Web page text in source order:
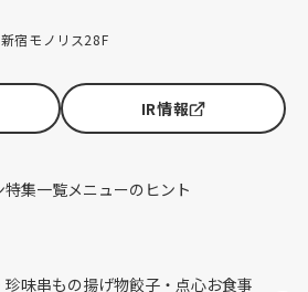
宿モノリス28F
IR情報
特集一覧メニューのヒント
珍味串もの揚げ物餃子・点心お食事